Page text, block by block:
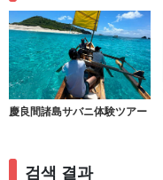
慶良間諸島サバニ体験ツアー
검색 결과